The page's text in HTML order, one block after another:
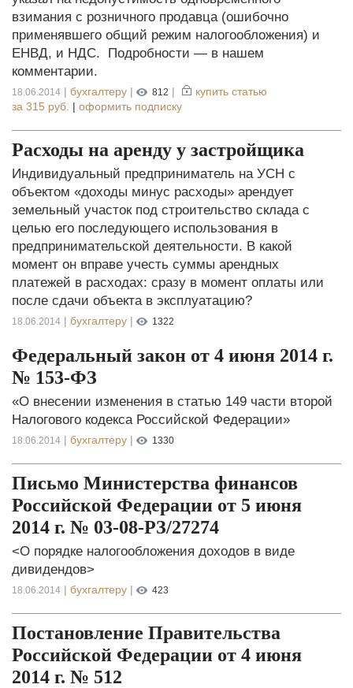
взимания с розничного продавца (ошибочно
применявшего общий режим налогообложения) и
ЕНВД, и НДС. Подробности — в нашем
комментарии.
18.06.2014 | бухгалтеру | 812 |
купить статью
за 315 руб. | оформить подписку
Расходы на аренду у застройщика
Индивидуальный предприниматель на УСН с
объектом «доходы минус расходы» арендует
земельный участок под строительство склада с
целью его последующего использования в
предпринимательской деятельности. В какой
момент он вправе учесть суммы арендных
платежей в расходах: сразу в момент оплаты или
после сдачи объекта в эксплуатацию?
18.06.2014 | бухгалтеру | 1322
Федеральный закон от 4 июня 2014 г.
№ 153-ФЗ
«О внесении изменения в статью 149 части второй
Налогового кодекса Российской Федерации»
18.06.2014 | бухгалтеру | 1330
Письмо Министерства финансов
Российской Федерации от 5 июня
2014 г. № 03-08-РЗ/27274
<О порядке налогообложения доходов в виде
дивидендов>
18.06.2014 | бухгалтеру | 423
Постановление Правительства
Российской Федерации от 4 июня
2014 г. № 512